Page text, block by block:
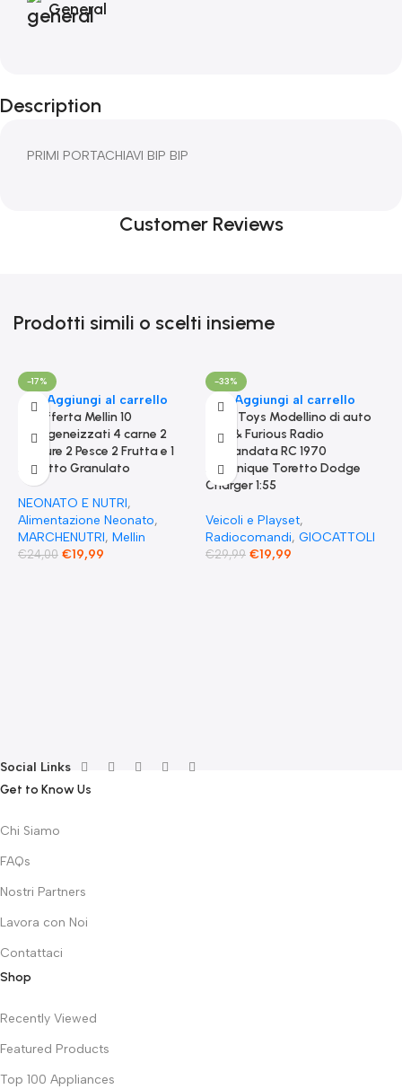
General
Description
PRIMI PORTACHIAVI BIP BIP
Customer Reviews
Prodotti simili o scelti insieme
-17%
Aggiungi al carrello
Kit Offerta Mellin 10
Omogeneizzati 4 carne 2
Verdure 2 Pesce 2 Frutta e 1
Biscotto Granulato
NEONATO E NUTRI,
Alimentazione Neonato,
MARCHENUTRI, Mellin
€24,00 €19,99
-33%
Aggiungi al carrello
Jada Toys Modellino di auto
Fast & Furious Radio
Comandata RC 1970
Dominique Toretto Dodge
Charger 1:55
Veicoli e Playset,
Radiocomandi, GIOCATTOLI
€29,99 €19,99
Social Links
Get to Know Us
Chi Siamo
FAQs
Nostri Partners
Lavora con Noi
Contattaci
Shop
Recently Viewed
Featured Products
Top 100 Appliances